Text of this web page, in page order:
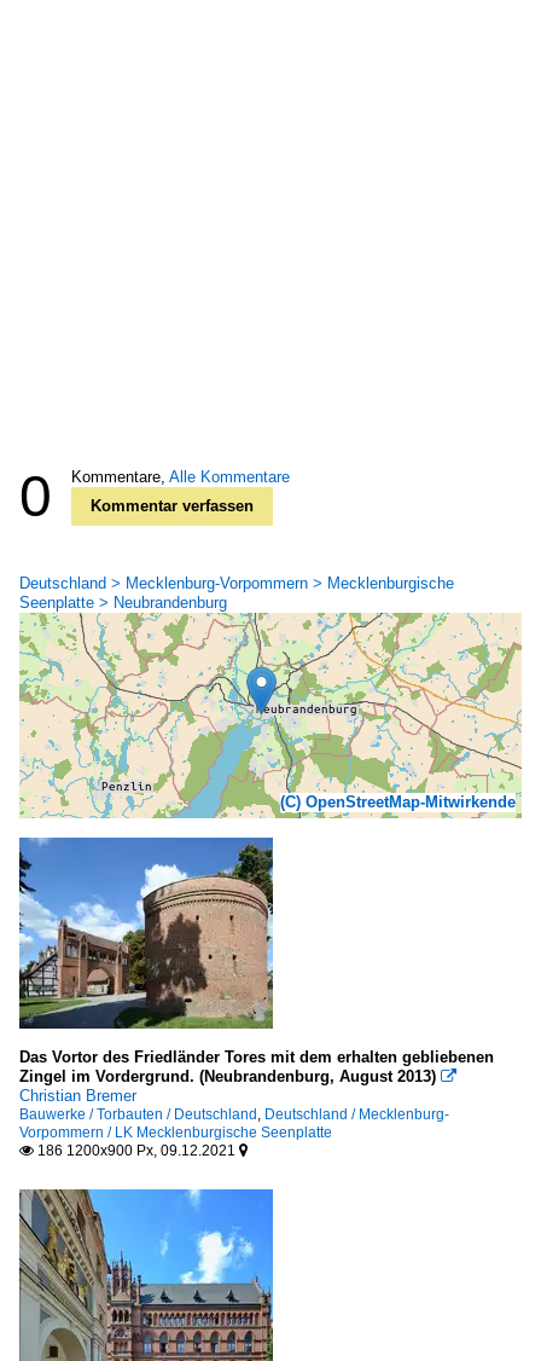
0 Kommentare, Alle Kommentare
Kommentar verfassen
Deutschland > Mecklenburg-Vorpommern > Mecklenburgische
Seenplatte > Neubrandenburg
(C) OpenStreetMap-Mitwirkende
Das Vortor des Friedländer Tores mit dem erhalten gebliebenen
Zingel im Vordergrund. (Neubrandenburg, August 2013) 
Christian Bremer
Bauwerke / Torbauten / Deutschland , Deutschland / Mecklenburg-
Vorpommern / LK Mecklenburgische Seenplatte
 186 1200x900 Px, 09.12.2021 